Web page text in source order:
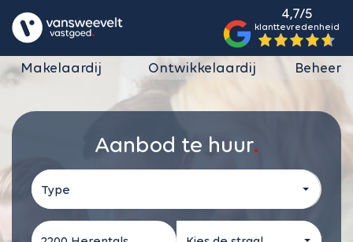
4,7/5
klanttevredenheid
Makelaardij Ontwikkelaardij Beheer
Aanbod te huur
Type